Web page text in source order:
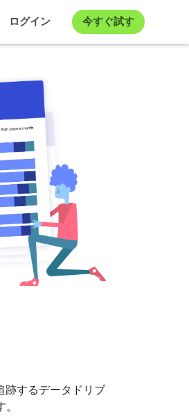
今すぐ試す
ログイン
跡するデータドリブ
。